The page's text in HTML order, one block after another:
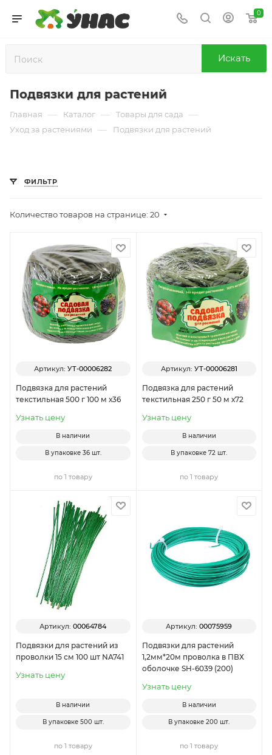
0
Искать
Подвязки для растений
Главная — Каталог — Товары для сада —
Уход за растениями — Подвязки для растений
ФИЛЬТР
Количество товаров на странице: 20
Артикул:УТ-00006282
Подвязка для растений
текстильная 500 г 100 м х36
Узнать цену
В наличии
В упаковке 36 шт.
по 1 товару
Артикул: УТ-00006281
Подвязка для растений
текстильная 250 г 50 м х72
Узнать цену
В наличии
В упаковке72 шт.
по 1 товару
Артикул:00064784
Подвязки для растений из
проволки 15 см 100 шт NA741
Узнать цену
В наличии
В упаковке 500 шт.
по 1 товару
Артикул:00075959
Подвязки для растений
1,2мм*20м проволка в ПВХ
оболочке SH-6039 (200)
Узнать цену
В наличии
В упаковке200 шт.
по 1 товару